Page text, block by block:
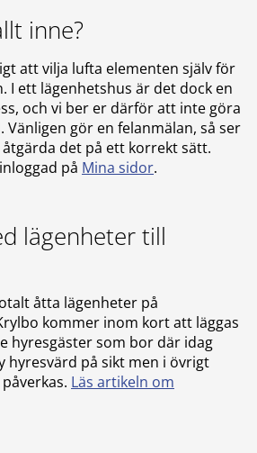
inne?
att vilja lufta elementen själv för
I ett lägenhetshus är det dock en
och vi ber er därför att inte göra
Vänligen gör en felanmälan, så ser
det på ett korrekt sätt.
på Mina sidor.
lägenheter till
åtta lägenheter på
kommer inom kort att läggas
hyresgäster som bor där idag
hyresvärd på sikt men i övrigt
Läs artikeln om